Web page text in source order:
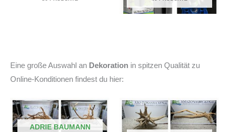
Eine große Auswahl an Dekoration in spitzen Qualität zu
Online-Konditionen findest du hier:
ADRIE BAUMANN